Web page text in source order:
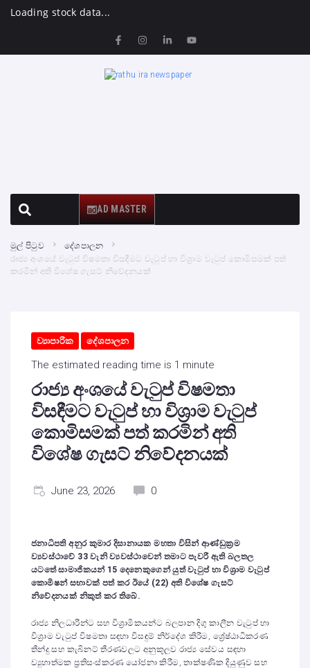
Loading stock data...
AD MASTER
මුල් පිටුව
දේශපාලන
රාජ්‍ය අංශයේ වැටුප් විෂමතා විසඳීමට වැටුප් හා විශ්‍රාම වැටුප් කොමිසමක් පත්
කරමින් අති විශේෂ ගැසට් නිවේදනයක්
ව්‍යාපාරික දේශපාලන
The estimated reading time is 1 minute
රාජ්‍ය අංශයේ වැටුප් විෂමතා
විසඳීමට වැටුප් හා විශ්‍රාම වැටුප්
කොමිසමක් පත් කරමින් අති
විශේෂ ගැසට් නිවේදනයක්
June 23, 2026 0
ජනාධිපති අනුර කුමාර දිසානායක මහතා විසින් ආණ්ඩුක්‍රම
ව්‍යවස්ථාවේ 33වැනි ව්‍යවස්ථාවෙන් තමාට පැවරී ඇති බලතල
යටතේ සාමාජිකයන් 15 දෙනෙකුගෙන් යුත් වැටුප් හා විශ්‍රාම වැටුප්
කොමිෂන් සභාවක් පත් කර ඊයේ (22) අති විශේෂ ගැසට්
නිවේදනයක් නිකුත් කර තිබේ.
රාජ්‍ය නිලධාරීන්ට සහ විශ්‍රාමිකයන්ට බලපාන දිගු කාලීන වැටුප් හා
විශ්‍රාම වැටුප් විෂමතා සඳහා විසඳුම් නිර්දේශ කිරීම, ශ්‍රේෂ්ඨාධිකරණ
තීන්දු සහ කැබිනට් තීරණවලට අනුකූලව රාජ්‍ය සේවය සඳහා
ව්‍යුහාත්මක ප්‍රතිසංස්කරණ යෝජනා කිරීම, තාක්ෂණික දියුණුව සහ